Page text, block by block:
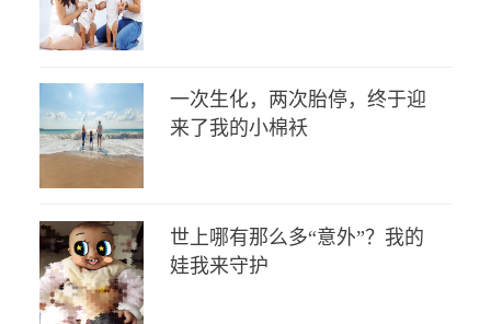
一次生化，两次胎停，终于迎
来了我的小棉袄
世上哪有那么多“意外”？我的
娃我来守护